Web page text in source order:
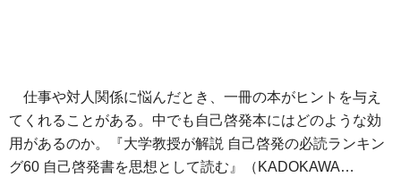
仕事や対人関係に悩んだとき、一冊の本がヒントを与え
てくれることがある。中でも自己啓発本にはどのような効
用があるのか。『大学教授が解説 自己啓発の必読ランキン
グ60 自己啓発書を思想として読む』（KADOKAWA…